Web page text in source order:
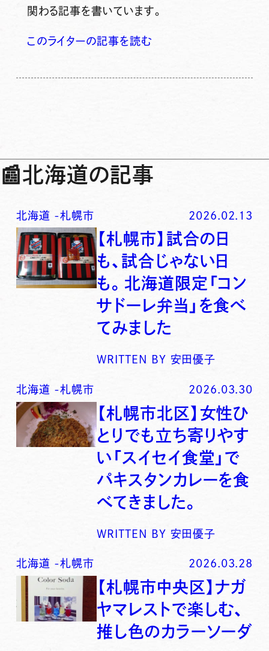
関わる記事を書いています。
このライターの記事を読む
📰北海道の記事
北海道 -札幌市 2026.02.13
【札幌市】試合の日
も、試合じゃない日
も。北海道限定「コン
サドーレ弁当」を食べ
てみました
WRITTEN BY 安田優子
北海道 -札幌市 2026.03.30
【札幌市北区】女性ひ
とりでも立ち寄りやす
い「スイセイ食堂」で
パキスタンカレーを食
べてきました。
WRITTEN BY 安田優子
北海道 -札幌市 2026.03.28
【札幌市中央区】ナガ
ヤマレストで楽しむ、
推し色のカラーソーダ